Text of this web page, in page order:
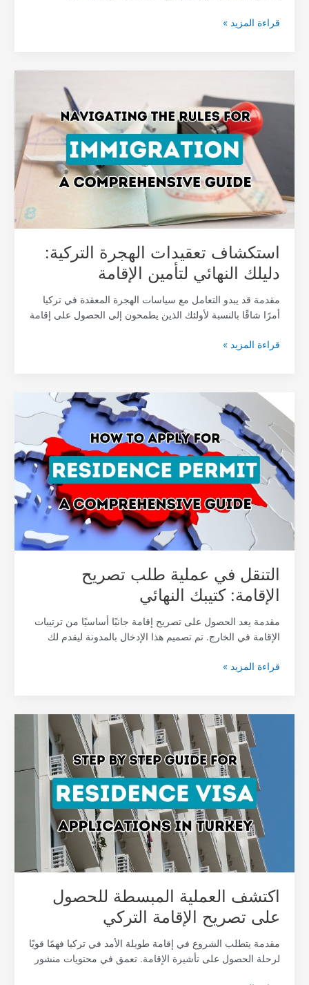
قراءة المزيد »
استكشاف تعقيدات الهجرة التركية:
دليلك النهائي لتأمين الإقامة
مقدمة قد يبدو التعامل مع سياسات الهجرة المعقدة في تركيا
أمرًا شاقًا بالنسبة لأولئك الذين يطمحون إلى الحصول على إقامة
الهجرة
التركية:
النهائي
لتأمين
الإقامة
قراءة المزيد »
التنقل في عملية طلب تصريح
الإقامة: كتيبك النهائي
مقدمة يعد الحصول على تصريح إقامة جانبًا أساسيًا من ترتيبات
الإقامة في الخارج. تم تصميم هذا الإدخال بالمدونة ليقدم لك
التنقل
في
عملية
طلب
تصريح
الإقامة:
كتيبك
النهائي
قراءة المزيد »
اكتشف العملية المبسطة للحصول
على تصريح الإقامة التركي
مقدمة يتطلب الشروع في إقامة طويلة الأمد في تركيا فهمًا قويًا
لرحلة الحصول على تأشيرة الإقامة. تعمق في محتويات منشور
العملية
المبسطة
للحصول
الإقامة
التركي